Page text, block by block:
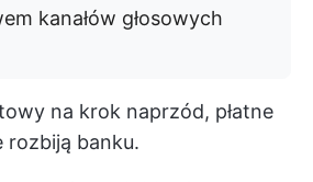
kanałów głosowych
na krok naprzód, płatne
rozbiją banku.